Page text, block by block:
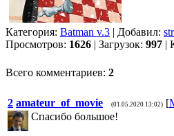
Категория: Batman v.3 | Добавил:
Просмотров: 1626 | Загрузок: 997 |
Всего комментариев: 2
2 amateur_of_movie (01.05.2020 13:02) [
Спасибо большое!